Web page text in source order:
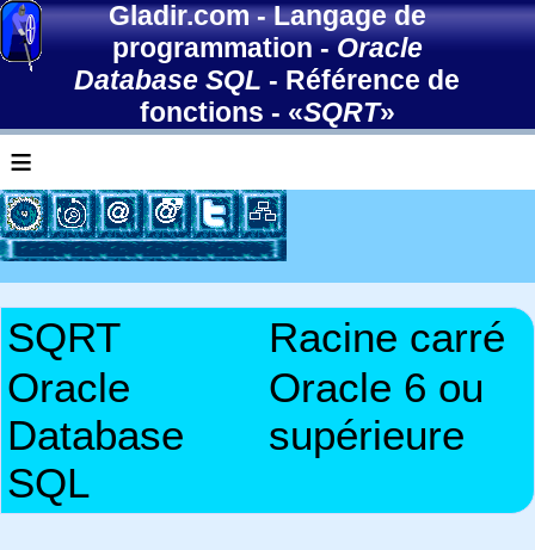
Gladir.com-Langage de
programmation-Oracle
Database SQL - Référence de
fonctions - «SQRT»
≡
SQRT
Racine carré
Oracle
Database
SQL
Oracle 6 ou
supérieure